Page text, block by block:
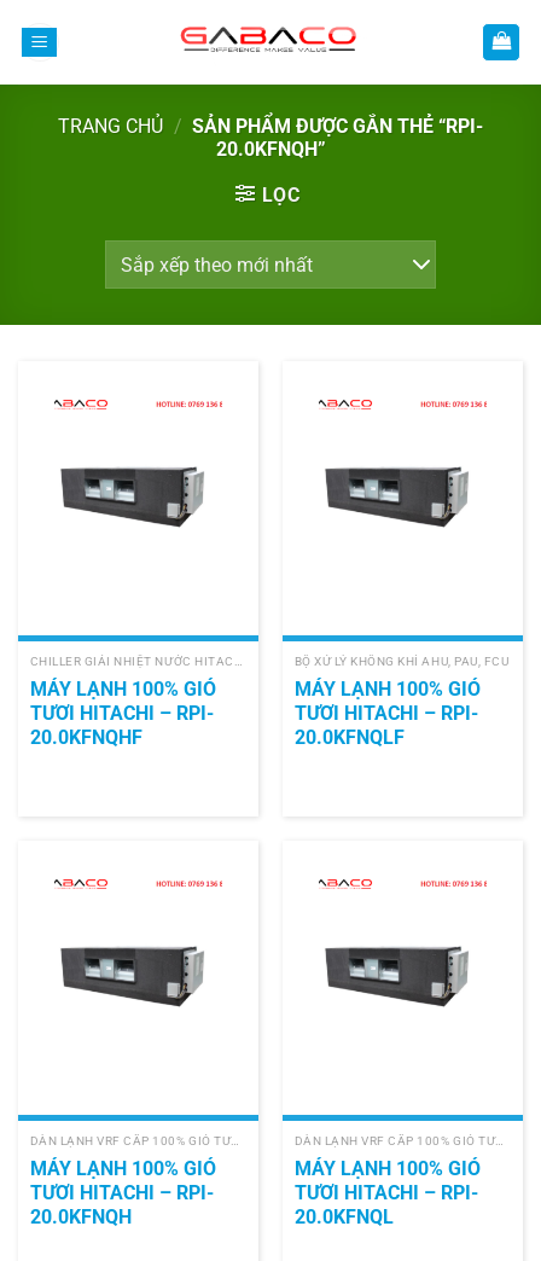
TRANG CHỦ / SẢN PHẨM ĐƯỢC GẮN THẺ “RPI-
20.0KFNQH”
LỌC
CHILLER GIẢI NHIỆT NƯỚC HITACHI
MÁY LẠNH 100% GIÓ
TƯƠI HITACHI – RPI-
20.0KFNQHF
BỘ XỬ LÝ KHÔNG KHÍ AHU, PAU, FCU
MÁY LẠNH 100% GIÓ
TƯƠI HITACHI – RPI-
20.0KFNQLF
DÀN LẠNH VRF CẤP 100% GIÓ TƯƠI (PAU)
MÁY LẠNH 100% GIÓ
TƯƠI HITACHI – RPI-
20.0KFNQH
DÀN LẠNH VRF CẤP 100% GIÓ TƯƠI (PAU)
MÁY LẠNH 100% GIÓ
TƯƠI HITACHI – RPI-
20.0KFNQL